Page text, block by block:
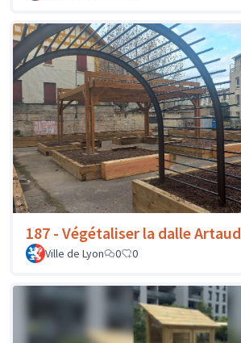
187 - Végétaliser la dalle Artaud
Ville de Lyon
0 0